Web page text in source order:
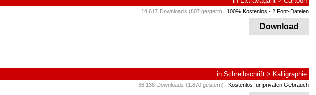
14.617 Downloads (807 gestern) 100% Kostenlos - 2 Font-Dateien
Download
in Schreibschrift > Kalligraphie
36.138 Downloads (1.870 gestern) Kostenlos für privaten Gebrauch